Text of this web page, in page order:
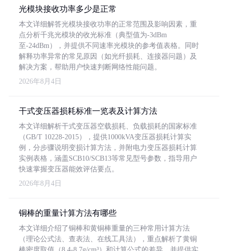
光模块接收功率多少是正常
本文详细解答光模块接收功率的正常范围及影响因素，重
点分析千兆光模块的收光标准（典型值为-3dBm
至-24dBm），并提供不同速率光模块的参考值表格。同时
解释功率异常的常见原因（如光纤损耗、连接器问题）及
解决方案，帮助用户快速判断网络性能问题。
2026年8月4日
干式变压器损耗标准一览表及计算方法
本文详细解析干式变压器空载损耗、负载损耗的国家标准
（GB/T 10228-2015），提供1000kVA变压器损耗计算实
例，分步骤说明变损计算方法，并附电力变压器损耗计算
实例表格，涵盖SCB10/SCB13等常见型号参数，指导用户
快速掌握变压器能效评估要点。
2026年8月4日
铜棒的重量计算方法有哪些
本文详细介绍了铜棒和黄铜棒重量的三种常用计算方法
（理论公式法、查表法、在线工具法），重点解析了黄铜